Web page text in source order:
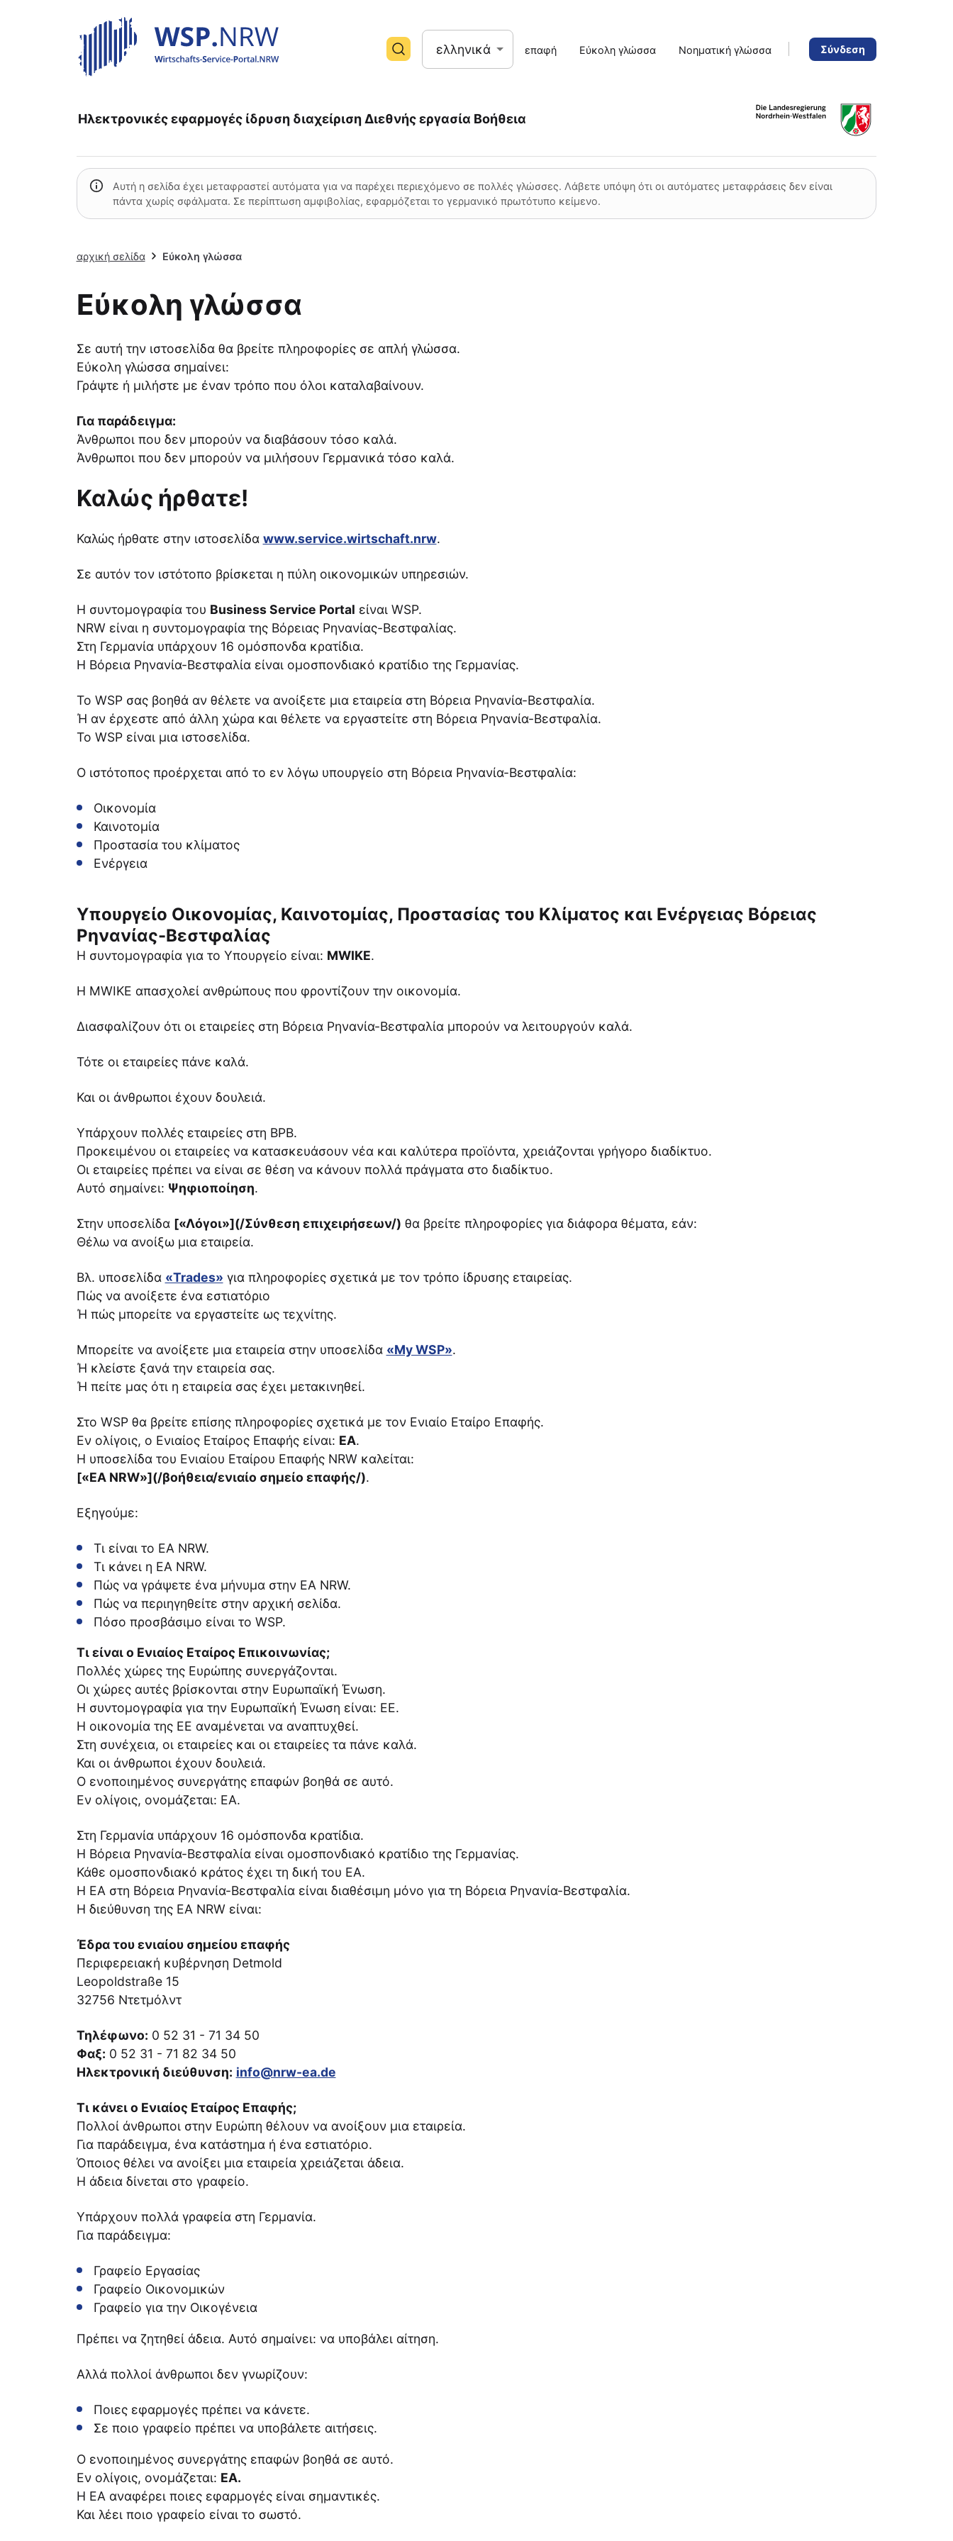
ελληνικά επαφή Εύκολη γλώσσα Νοηματική γλώσσα Σύνδεση
Ηλεκτρονικές εφαρμογές ίδρυση διαχείριση Διεθνής εργασία Βοήθεια
Αυτή η σελίδα έχει μεταφραστεί αυτόματα για να παρέχει περιεχόμενο σε πολλές γλώσσες. Λάβετε υπόψη ότι οι αυτόματες μεταφράσεις δεν είναι
πάντα χωρίς σφάλματα. Σε περίπτωση αμφιβολίας, εφαρμόζεται το γερμανικό πρωτότυπο κείμενο.
αρχική σελίδα Εύκολη γλώσσα
Εύκολη γλώσσα
Σε αυτή την ιστοσελίδα θα βρείτε πληροφορίες σε απλή γλώσσα.
Εύκολη γλώσσα σημαίνει:
Γράψτε ή μιλήστε με έναν τρόπο που όλοι καταλαβαίνουν.
Για παράδειγμα:
Άνθρωποι που δεν μπορούν να διαβάσουν τόσο καλά.
Άνθρωποι που δεν μπορούν να μιλήσουν Γερμανικά τόσο καλά.
Καλώς ήρθατε!
Καλώς ήρθατε στην ιστοσελίδα www.service.wirtschaft.nrw.
Σε αυτόν τον ιστότοπο βρίσκεται η πύλη οικονομικών υπηρεσιών.
Η συντομογραφία του Business Service Portal είναι WSP.
NRW είναι η συντομογραφία της Βόρειας Ρηνανίας-Βεστφαλίας.
Στη Γερμανία υπάρχουν 16 ομόσπονδα κρατίδια.
Η Βόρεια Ρηνανία-Βεστφαλία είναι ομοσπονδιακό κρατίδιο της Γερμανίας.
Το WSP σας βοηθά αν θέλετε να ανοίξετε μια εταιρεία στη Βόρεια Ρηνανία-Βεστφαλία.
Ή αν έρχεστε από άλλη χώρα και θέλετε να εργαστείτε στη Βόρεια Ρηνανία-Βεστφαλία.
Το WSP είναι μια ιστοσελίδα.
Ο ιστότοπος προέρχεται από το εν λόγω υπουργείο στη Βόρεια Ρηνανία-Βεστφαλία:
Οικονομία
Καινοτομία
Προστασία του κλίματος
Ενέργεια
Υπουργείο Οικονομίας, Καινοτομίας, Προστασίας του Κλίματος και Ενέργειας Βόρειας
Ρηνανίας-Βεστφαλίας
Η συντομογραφία για το Υπουργείο είναι: MWIKE.
Η MWIKE απασχολεί ανθρώπους που φροντίζουν την οικονομία.
Διασφαλίζουν ότι οι εταιρείες στη Βόρεια Ρηνανία-Βεστφαλία μπορούν να λειτουργούν καλά.
Τότε οι εταιρείες πάνε καλά.
Και οι άνθρωποι έχουν δουλειά.
Υπάρχουν πολλές εταιρείες στη ΒΡΒ.
Προκειμένου οι εταιρείες να κατασκευάσουν νέα και καλύτερα προϊόντα, χρειάζονται γρήγορο διαδίκτυο.
Οι εταιρείες πρέπει να είναι σε θέση να κάνουν πολλά πράγματα στο διαδίκτυο.
Αυτό σημαίνει: Ψηφιοποίηση.
Στην υποσελίδα [«Λόγοι»](/Σύνθεση επιχειρήσεων/) θα βρείτε πληροφορίες για διάφορα θέματα, εάν:
Θέλω να ανοίξω μια εταιρεία.
Βλ. υποσελίδα «Trades» για πληροφορίες σχετικά με τον τρόπο ίδρυσης εταιρείας.
Πώς να ανοίξετε ένα εστιατόριο
Ή πώς μπορείτε να εργαστείτε ως τεχνίτης.
Μπορείτε να ανοίξετε μια εταιρεία στην υποσελίδα «My WSP».
Ή κλείστε ξανά την εταιρεία σας.
Ή πείτε μας ότι η εταιρεία σας έχει μετακινηθεί.
Στο WSP θα βρείτε επίσης πληροφορίες σχετικά με τον Ενιαίο Εταίρο Επαφής.
Εν ολίγοις, ο Ενιαίος Εταίρος Επαφής είναι: EA.
Η υποσελίδα του Ενιαίου Εταίρου Επαφής NRW καλείται:
[«EA NRW»](/βοήθεια/ενιαίο σημείο επαφής/).
Εξηγούμε:
Τι είναι το EA NRW.
Τι κάνει η EA NRW.
Πώς να γράψετε ένα μήνυμα στην EA NRW.
Πώς να περιηγηθείτε στην αρχική σελίδα.
Πόσο προσβάσιμο είναι το WSP.
Τι είναι ο Ενιαίος Εταίρος Επικοινωνίας;
Πολλές χώρες της Ευρώπης συνεργάζονται.
Οι χώρες αυτές βρίσκονται στην Ευρωπαϊκή Ένωση.
Η συντομογραφία για την Ευρωπαϊκή Ένωση είναι: ΕΕ.
Η οικονομία της ΕΕ αναμένεται να αναπτυχθεί.
Στη συνέχεια, οι εταιρείες και οι εταιρείες τα πάνε καλά.
Και οι άνθρωποι έχουν δουλειά.
Ο ενοποιημένος συνεργάτης επαφών βοηθά σε αυτό.
Εν ολίγοις, ονομάζεται: ΕΑ.
Στη Γερμανία υπάρχουν 16 ομόσπονδα κρατίδια.
Η Βόρεια Ρηνανία-Βεστφαλία είναι ομοσπονδιακό κρατίδιο της Γερμανίας.
Κάθε ομοσπονδιακό κράτος έχει τη δική του ΕΑ.
Η EA στη Βόρεια Ρηνανία-Βεστφαλία είναι διαθέσιμη μόνο για τη Βόρεια Ρηνανία-Βεστφαλία.
Η διεύθυνση της EA NRW είναι:
Έδρα του ενιαίου σημείου επαφής
Περιφερειακή κυβέρνηση Detmold
Leopoldstraße 15
32756 Ντετμόλντ
Τηλέφωνο: 0 52 31 - 71 34 50
Φαξ: 0 52 31 - 71 82 34 50
Ηλεκτρονική διεύθυνση: info@nrw-ea.de
Τι κάνει ο Ενιαίος Εταίρος Επαφής;
Πολλοί άνθρωποι στην Ευρώπη θέλουν να ανοίξουν μια εταιρεία.
Για παράδειγμα, ένα κατάστημα ή ένα εστιατόριο.
Όποιος θέλει να ανοίξει μια εταιρεία χρειάζεται άδεια.
Η άδεια δίνεται στο γραφείο.
Υπάρχουν πολλά γραφεία στη Γερμανία.
Για παράδειγμα:
Γραφείο Εργασίας
Γραφείο Οικονομικών
Γραφείο για την Οικογένεια
Πρέπει να ζητηθεί άδεια. Αυτό σημαίνει: να υποβάλει αίτηση.
Αλλά πολλοί άνθρωποι δεν γνωρίζουν:
Ποιες εφαρμογές πρέπει να κάνετε.
Σε ποιο γραφείο πρέπει να υποβάλετε αιτήσεις.
Ο ενοποιημένος συνεργάτης επαφών βοηθά σε αυτό.
Εν ολίγοις, ονομάζεται: EA.
Η ΕΑ αναφέρει ποιες εφαρμογές είναι σημαντικές.
Και λέει ποιο γραφείο είναι το σωστό.